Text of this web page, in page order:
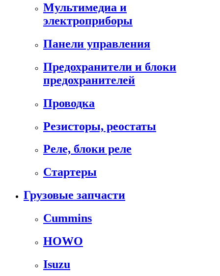
Мультимедиа и
электроприборы
Панели управления
Предохранители и блоки
предохранителей
Проводка
Резисторы, реостаты
Реле, блоки реле
Стартеры
Грузовые запчасти
Cummins
HOWO
Isuzu